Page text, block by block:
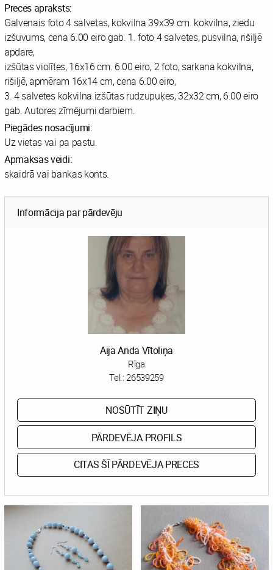
Preces apraksts:
Galvenais foto 4 salvetas, kokvilna 39x39 cm. kokvilna, ziedu
izšuvums, cena 6.00 eiro gab. 1. foto 4 salvetes, pusvilna, rišiljē
apdare,
izšūtas violītes, 16x16 cm. 6.00 eiro, 2 foto, sarkana kokvilna,
rišiljē, apmēram 16x14 cm, cena 6.00 eiro,
3. 4 salvetes kokvilna izšūtas rudzupuķes, 32x32 cm, 6.00 eiro
gab. Autores zīmējumi darbiem.
Piegādes nosacījumi:
Uz vietas vai pa pastu.
Apmaksas veidi:
skaidrā vai bankas konts.
Informācija par pārdevēju
Aija Anda Vītoliņa
Rīga
Tel.:26539259
NOSŪTĪT ZIŅU
PĀRDEVĒJA PROFILS
CITAS ŠĪ PĀRDEVĒJA PRECES